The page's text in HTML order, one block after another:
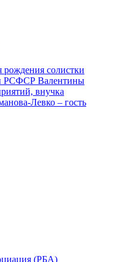
рождения солистки
РСФСР Валентины
внучка
Левко – гость
(РБА)